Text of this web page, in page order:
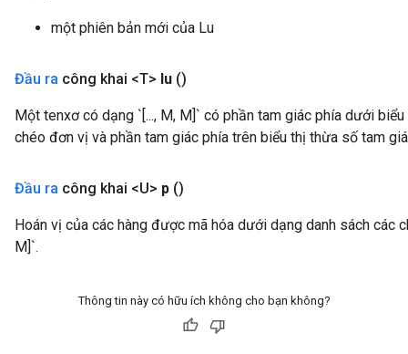
một phiên bản mới của Lu
Đầu ra công khai <T> lu ()
Một tenxơ có dạng `[..., M, M]` có phần tam giác phía dưới
chéo đơn vị và phần tam giác phía trên biểu thị thừa số tam
Đầu ra công khai <U> p ()
Hoán vị của các hàng được mã hóa dưới dạng danh sách các
M]`.
Thông tin này có hữu ích không cho bạn không?